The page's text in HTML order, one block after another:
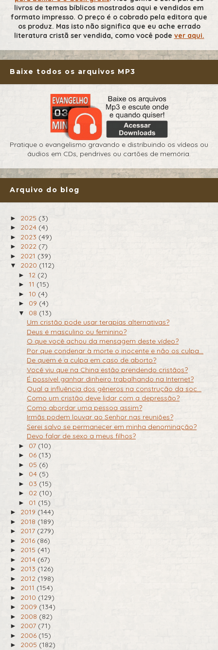
livros de temas bíblicos mostrados aqui e vendidos em
formato impresso. O preço é o cobrado pela editora que
os produz. Mas isto não significa que eu ache errado
literatura cristã ser vendida, como você pode ver aqui.
Baixe todos os arquivos MP3
Pratique o evangelismo gravando e distribuindo os vídeos ou
áudios em CDs, pendrives ou cartões de memória.
Arquivo do blog
► 2025 (3)
► 2024 (4)
► 2023 (49)
► 2022 (7)
► 2021 (39)
▼ 2020 (112)
► 12 (2)
► 11 (15)
► 10 (4)
► 09 (4)
▼ 08 (13)
Um cristão pode usar terapias alternativas?
Deus é masculino ou feminino?
O que você achou da mensagem deste vídeo?
Por que condenar à morte o inocente e não os culpa...
De quem é a culpa em caso de aborto?
Você viu que na China estão prendendo cristãos?
É possível ganhar dinheiro trabalhando na Internet?
Qual a influência dos gêneros na construção da soc...
Como um cristão deve lidar com a depressão?
Como abordar uma pessoa assim?
Irmãs podem louvar ao Senhor nas reuniões?
Serei salvo se permanecer em minha denominação?
Devo falar de sexo a meus filhos?
► 07 (10)
► 06 (13)
► 05 (6)
► 04 (5)
► 03 (15)
► 02 (10)
► 01 (15)
► 2019 (144)
► 2018 (189)
► 2017 (279)
► 2016 (86)
► 2015 (41)
► 2014 (67)
► 2013 (126)
► 2012 (198)
► 2011 (154)
► 2010 (129)
► 2009 (134)
► 2008 (82)
► 2007 (71)
► 2006 (15)
► 2005 (182)